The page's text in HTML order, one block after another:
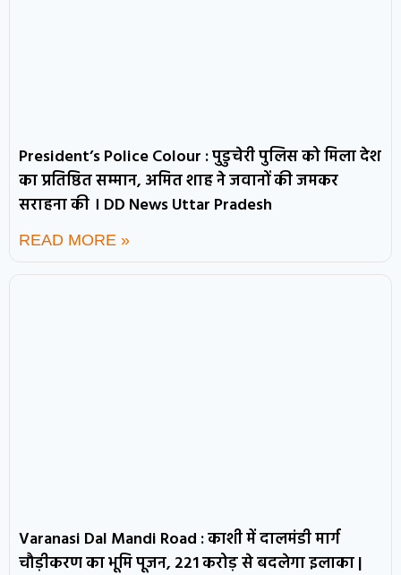
President’s Police Colour : पुडुचेरी पुलिस को मिला देश
का प्रतिष्ठित सम्मान, अमित शाह ने जवानों की जमकर
सराहना की । DD News Uttar Pradesh
READ MORE »
Varanasi Dal Mandi Road : काशी में दालमंडी मार्ग
चौड़ीकरण का भूमि पूजन, 221 करोड़ से बदलेगा इलाका |